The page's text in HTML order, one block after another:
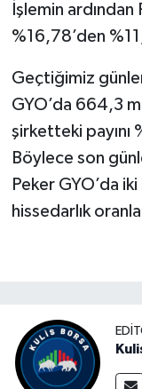
İşlemin
%16,78’den
Geçtiğimiz
GYO’da 664,3
şirketteki payını
Böylece son
Peker GYO’da
hissedarlık